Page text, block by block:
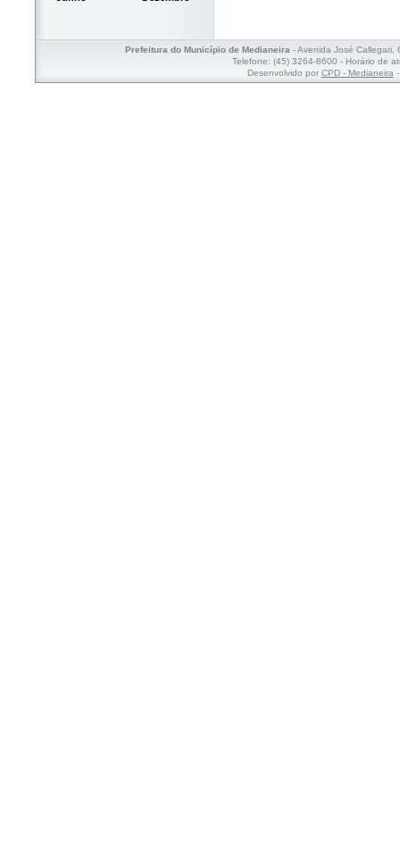
Prefeitura do Município de Medianeira- Avenida José Callegari,
Telefone: (45) 3264-8600 - Horário de
Desenvolvido por CPD - Medianeira-